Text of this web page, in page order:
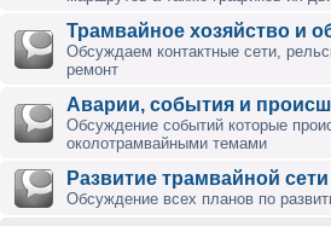
Трамвайное хозяйство и
Обсуждаем контактные сети,
ремонт
Аварии, события и
Обсуждение событий которые
околотрамвайными темами
Развитие трамвайной сети
Обсуждение всех планов по